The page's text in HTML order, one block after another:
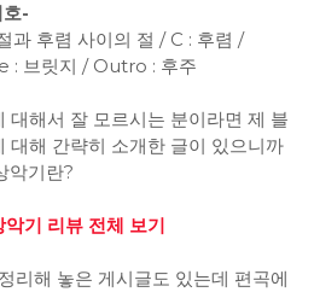
-
과 후렴 사이의 절 / C : 후렴 /
브릿지 / Outro : 후주
대해서 잘 모르시는 분이라면 제 블
대해 간략히 소개한 글이 있으니까
악기란?
기 리뷰 전체 보기
리해 놓은 게시글도 있는데 편곡에